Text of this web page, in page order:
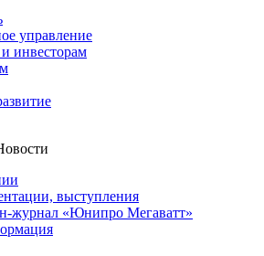
управление
инвесторам
выступления
«Юнипро Мегаватт»